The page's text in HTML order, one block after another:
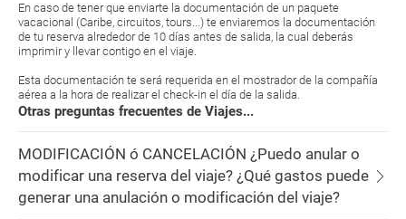
En caso de tener que enviarte la documentación de un paquete
vacacional (Caribe, circuitos, tours...) te enviaremos la documentación
de tu reserva alrededor de 10 días antes de salida, la cual deberás
imprimir y llevar contigo en el viaje.
Esta documentación te será requerida en el mostrador de la compañía
aérea a la hora de realizar el check-in el día de la salida.
Otras preguntas frecuentes de Viajes...
MODIFICACIÓN ó CANCELACIÓN ¿Puedo anular o
modificar una reserva del viaje? ¿Qué gastos puede
generar una anulación o modificación del viaje?